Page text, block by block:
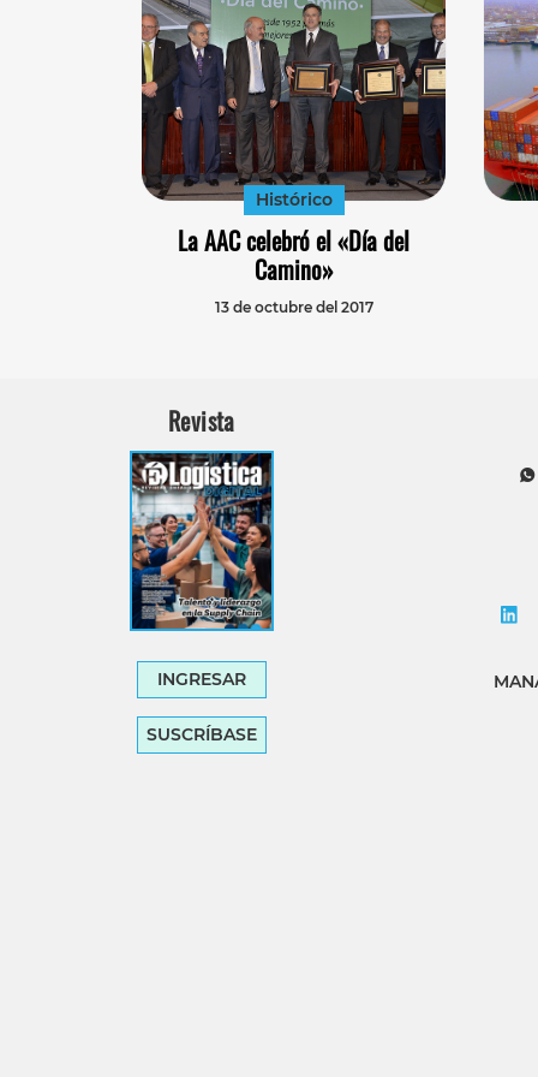
Histórico
La AAC celebró el «Día del
Camino»
13 de octubre del 2017
Revista
INGRESAR
SUSCRÍBASE